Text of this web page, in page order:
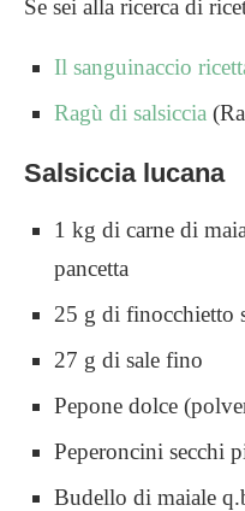
Se sei alla ricerca di
Il sanguinaccio
Ragù di salsiccia
Salsiccia lucana
1 kg di carne di
pancetta
25 g di finocchietto
27 g di sale fino
Pepone dolce
Peperoncini secchi
Budello di maiale